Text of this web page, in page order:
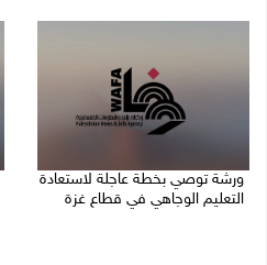
ورشة توصي بخطة عاجلة لاستعادة
التعليم الوجاهي في قطاع غزة